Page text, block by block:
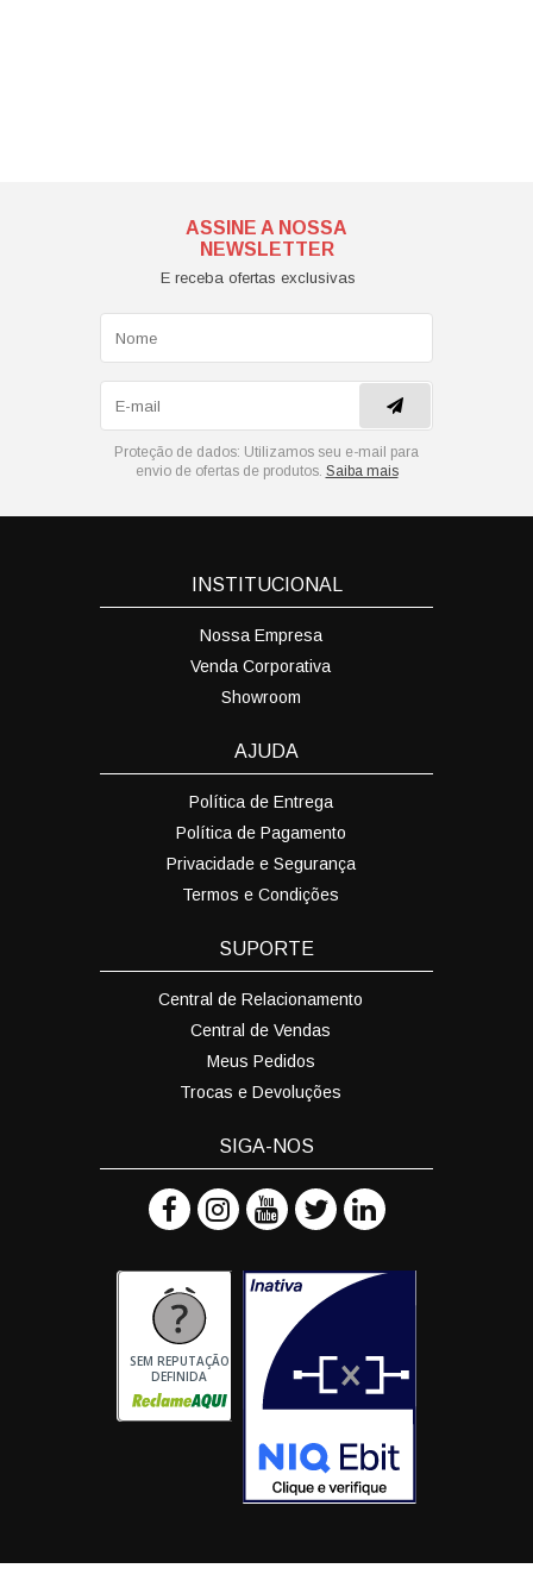
ASSINE A NOSSA
NEWSLETTER
E receba ofertas exclusivas
Proteção de dados: Utilizamos seu e-mail para
envio de ofertas de produtos. Saiba mais
INSTITUCIONAL
Nossa Empresa
Venda Corporativa
Showroom
AJUDA
Política de Entrega
Política de Pagamento
Privacidade e Segurança
Termos e Condições
SUPORTE
Central de Relacionamento
Central de Vendas
Meus Pedidos
Trocas e Devoluções
SIGA-NOS
SEM REPUTAÇÃO
DEFINIDA